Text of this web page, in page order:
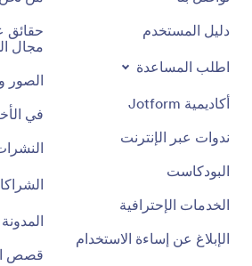
دليل المستخدم
اطلب المساعدة
أكاديمية Jotform
ندوات عبر الإنترنت
البودكاست
الخدمات الإحترافية
الإبلاغ عن إساءة الاستخدام
مجال
الصور
في
المدونة
قصص